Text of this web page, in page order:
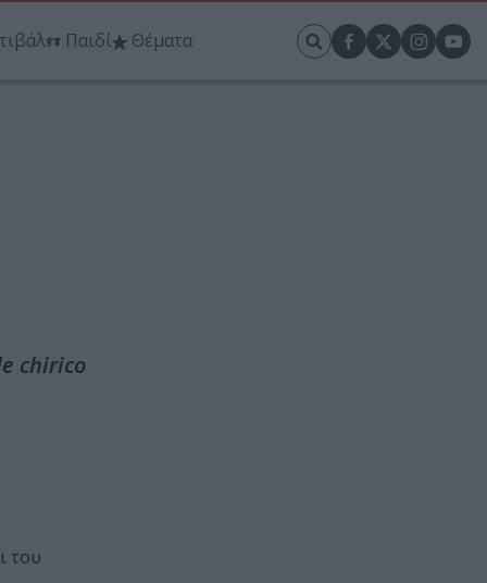
Παιδί Θέματα
chirico
του